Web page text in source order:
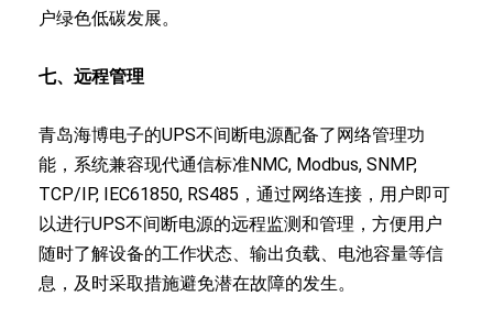
户绿色低碳发展。
七、远程管理
青岛海博电子的UPS不间断电源配备了网络管理功
能，系统兼容现代通信标准NMC, Modbus, SNMP,
TCP/IP, IEC61850, RS485，通过网络连接，用户即可
以进行UPS不间断电源的远程监测和管理，方便用户
随时了解设备的工作状态、输出负载、电池容量等信
息，及时采取措施避免潜在故障的发生。